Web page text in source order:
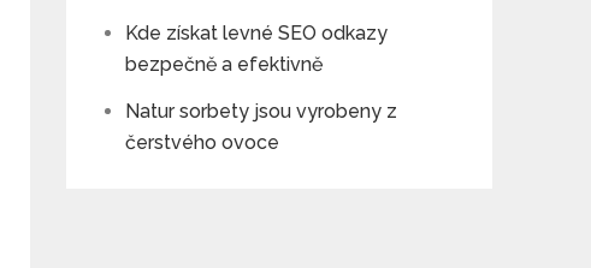
Kde získat levné SEO odkazy
bezpečně a efektivně
Natur sorbety jsou vyrobeny z
čerstvého ovoce